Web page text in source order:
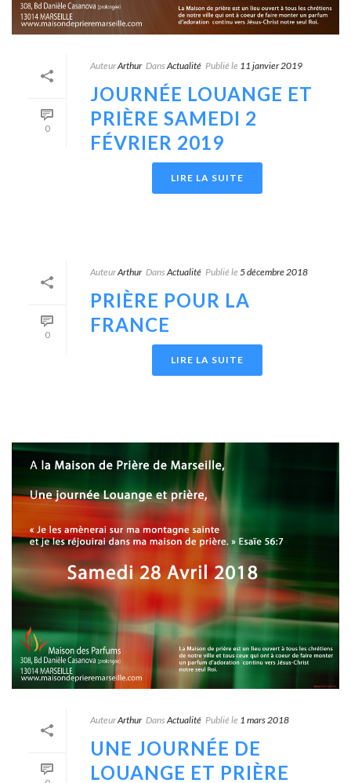
0
AuteurArthur DansActualité Publié le 11 janvier 2019
JOURNÉE LOUANGE ET
PRIÈRE SAMEDI 2
FÉVRIER 2019
LIRE LA SUITE
0
AuteurArthur DansActualité Publié le 5 décembre 2018
PRIÈRE POUR LA
FRANCE
LIRE LA SUITE
AuteurArthur DansActualité Publié le 1 mars 2018
UNE JOURNÉE DE
LOUANGE ET PRIÈRE